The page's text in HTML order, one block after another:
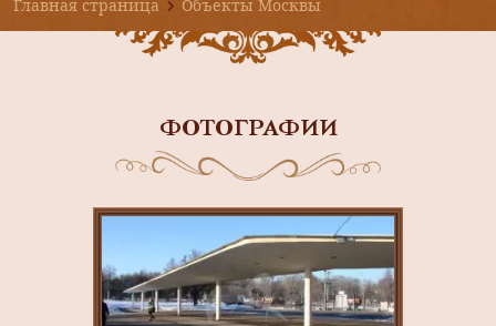
Главная страница
Объекты Москвы
ФОТОГРАФИИ